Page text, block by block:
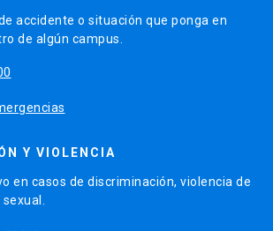
accidente o situación que ponga en
de algún campus.
Y VIOLENCIA
en casos de discriminación, violencia de